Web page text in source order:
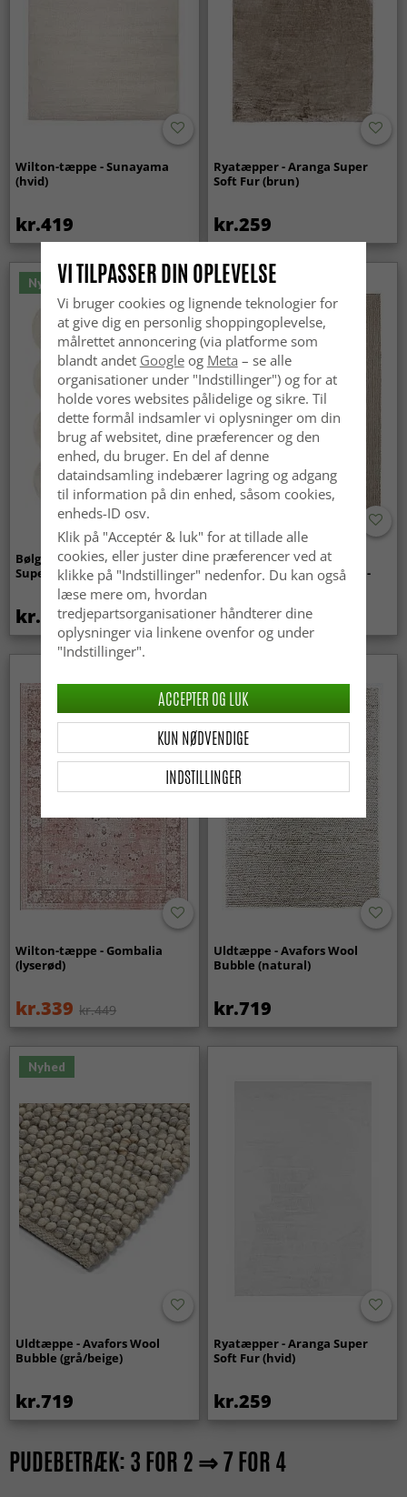
Wilton-tæppe - Sunayama
(hvid)
kr.419
Ryatæpper - Aranga Super
Soft Fur (brun)
kr.259
Nyhed
Bølget ryatæppe - Aranga
Super Soft Fur (beige)
kr.369
Tæpper til
indendørs/udendørs brug -
kr.449
Wilton-tæppe - Gombalia
(lyserød)
kr.339 kr.449
Uldtæppe - Avafors Wool
Bubble (natural)
kr.719
Nyhed
Uldtæppe - Avafors Wool
Bubble (grå/beige)
kr.719
Ryatæpper - Aranga Super
Soft Fur (hvid)
kr.259
PUDEBETRÆK: 3 FOR 2 ⇒ 7 FOR 4
VI TILPASSER DIN OPLEVELSE
Vi bruger cookies og lignende teknologier for
at give dig en personlig shoppingoplevelse,
målrettet annoncering (via platforme som
blandt andet Googleog Meta – se alle
organisationer under "Indstillinger") og for at
holde vores websites pålidelige og sikre. Til
dette formål indsamler vi oplysninger om din
brug af websitet, dine præferencer og den
enhed, du bruger. En del af denne
dataindsamling indebærer lagring og adgang
til information på din enhed, såsom cookies,
enheds-ID osv.
Klik på "Acceptér & luk" for at tillade alle
cookies, eller juster dine præferencer ved at
klikke på "Indstillinger" nedenfor. Du kan også
læse mere om, hvordan
tredjepartsorganisationer håndterer dine
oplysninger via linkene ovenfor og under
"Indstillinger".
INDSTILLINGER
KUN NØDVENDIGE
ACCEPTER OG LUK